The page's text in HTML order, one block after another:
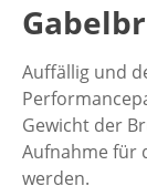
Auffällig und
Gewicht der
Aufnahme für
werden.